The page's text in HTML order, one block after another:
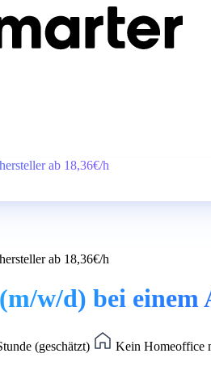
ab 18,36€/h
ab 18,36€/h
w/d) bei einem
(geschätzt)
Kein Homeoffice